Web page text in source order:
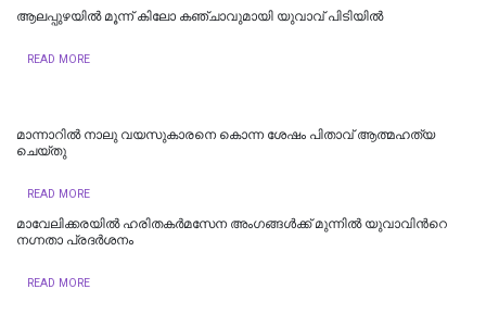
ആലപ്പുഴയിൽ മൂന്ന് കിലോ കഞ്ചാവുമായി യുവാവ് പിടിയിൽ
READ MORE
മാന്നാറിൽ നാലു വയസുകാരനെ കൊന്ന ശേഷം പിതാവ് ആത്മഹത്യ
ചെയ്തു
READ MORE
മാവേലിക്കരയില്‍ ഹരിതകര്‍മസേന അംഗങ്ങള്‍ക്ക് മുന്നില്‍ യുവാവിന്‍റെ
നഗ്നതാ പ്രദര്‍ശനം
READ MORE